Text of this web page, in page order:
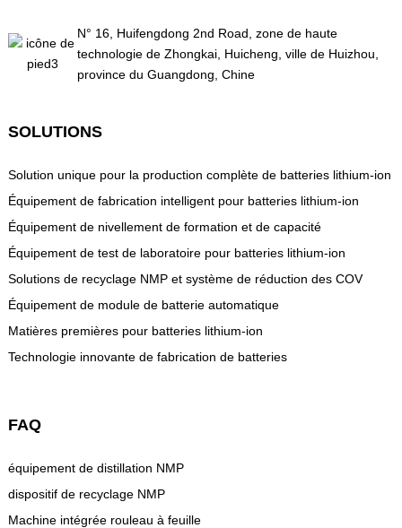
N° 16, Huifengdong 2nd Road, zone de haute
technologie de Zhongkai, Huicheng, ville de Huizhou,
province du Guangdong, Chine
SOLUTIONS
Solution unique pour la production complète de batteries lithium-ion
Équipement de fabrication intelligent pour batteries lithium-ion
Équipement de nivellement de formation et de capacité
Équipement de test de laboratoire pour batteries lithium-ion
Solutions de recyclage NMP et système de réduction des COV
Équipement de module de batterie automatique
Matières premières pour batteries lithium-ion
Technologie innovante de fabrication de batteries
FAQ
équipement de distillation NMP
dispositif de recyclage NMP
Machine intégrée rouleau à feuille